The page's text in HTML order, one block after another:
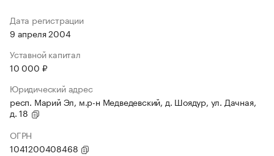
Дата регистрации
9 апреля 2004
Уставной капитал
10 000 ₽
Юридический адрес
респ. Марий Эл, м.р-н Медведевский, д. Шоядур, ул. Дачная,
д. 18
ОГРН
1041200408468